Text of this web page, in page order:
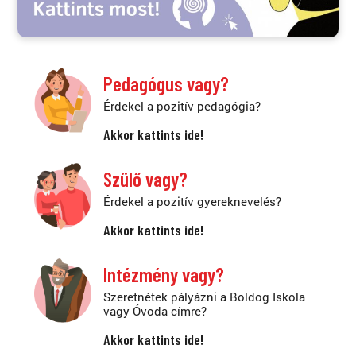
Pedagógus vagy?
Érdekel a pozitív pedagógia?
Akkor kattints ide!
Szülő vagy?
Érdekel a pozitív gyereknevelés?
Akkor kattints ide!
Intézmény vagy?
Szeretnétek pályázni a Boldog Iskola
vagy Óvoda címre?
Akkor kattints ide!